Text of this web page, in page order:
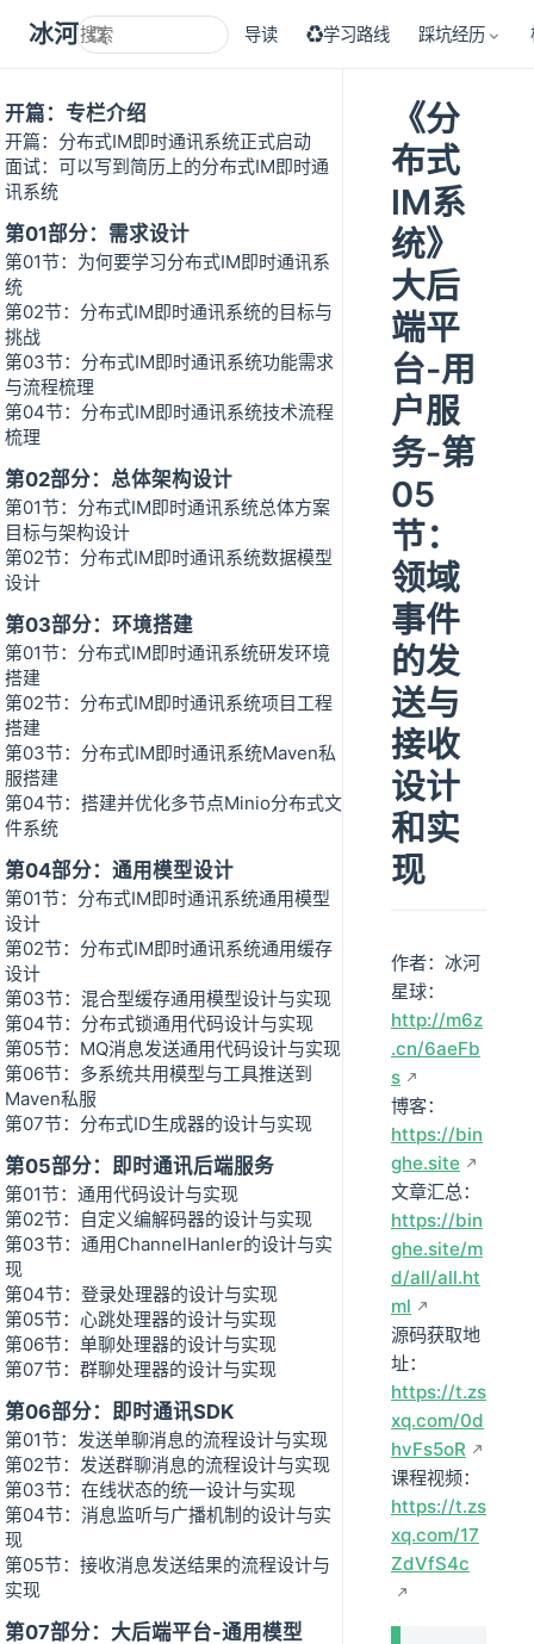
冰河技术 导读 ♻学习路线 踩坑经历
开篇：专栏介绍
开篇：分布式IM即时通讯系统正式启动
面试：可以写到简历上的分布式IM即时通
讯系统
第01部分：需求设计
第01节：为何要学习分布式IM即时通讯系
统
第02节：分布式IM即时通讯系统的目标与
挑战
第03节：分布式IM即时通讯系统功能需求
与流程梳理
第04节：分布式IM即时通讯系统技术流程
梳理
第02部分：总体架构设计
第01节：分布式IM即时通讯系统总体方案
目标与架构设计
第02节：分布式IM即时通讯系统数据模型
设计
第03部分：环境搭建
第01节：分布式IM即时通讯系统研发环境
搭建
第02节：分布式IM即时通讯系统项目工程
搭建
第03节：分布式IM即时通讯系统Maven私
服搭建
第04节：搭建并优化多节点Minio分布式文
件系统
第04部分：通用模型设计
第01节：分布式IM即时通讯系统通用模型
设计
第02节：分布式IM即时通讯系统通用缓存
设计
第03节：混合型缓存通用模型设计与实现
第04节：分布式锁通用代码设计与实现
第05节：MQ消息发送通用代码设计与实现
第06节：多系统共用模型与工具推送到
Maven私服
第07节：分布式ID生成器的设计与实现
第05部分：即时通讯后端服务
第01节：通用代码设计与实现
第02节：自定义编解码器的设计与实现
第03节：通用ChannelHanler的设计与实
现
第04节：登录处理器的设计与实现
第05节：心跳处理器的设计与实现
第06节：单聊处理器的设计与实现
第07节：群聊处理器的设计与实现
第06部分：即时通讯SDK
第01节：发送单聊消息的流程设计与实现
第02节：发送群聊消息的流程设计与实现
第03节：在线状态的统一设计与实现
第04节：消息监听与广播机制的设计与实
现
第05节：接收消息发送结果的流程设计与
实现
第07部分：大后端平台-通用模型
《分
布式
IM系
统》
大后
端平
台-用
户服
务-第
05
节：
领域
事件
的发
送与
接收
设计
和实
现
作者：冰河
星球：
http://m6z
.cn/6aeFb
s
博客：
https://bin
ghe.site
文章汇总：
https://bin
ghe.site/m
d/all/all.ht
ml
源码获取地
址：
https://t.zs
xq.com/0d
hvFs5oR
课程视频：
https://t.zs
xq.com/17
ZdVfS4c